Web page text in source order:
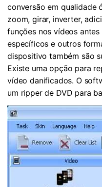
conversão em qualidade
zoom, girar, inverter,
funções nos vídeos
específicos e outros
dispositivo também são
Existe uma opção para
vídeo danificados. O
um ripper de DVD para